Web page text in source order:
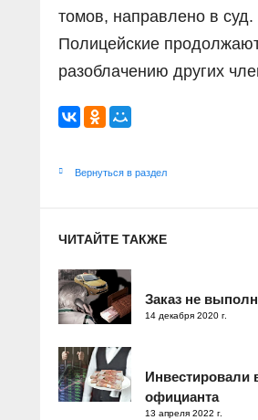
томов, направлено в суд.
Полицейские
разоблачению других
Вернуться в раздел
ЧИТАЙТЕ ТАКЖЕ
Заказ не
14 декабря 2020 г.
Инвестировали
официанта
13 апреля 2022 г.